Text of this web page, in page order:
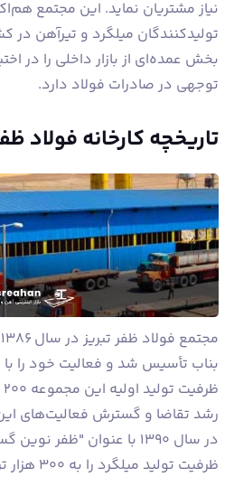
نیاز مشتریان نماید. این مجتمع
تولیدکنندگان میلگرد و تیرآهن
بخش عمده‌ای از بازار داخلی را در
توجهی در صادرات فولاد دارد.
تاریخچه کارخانه فولاد
بناب تأسیس شد و فعالیت خود را با
رشد تقاضا و گسترش فعالیت‌های
در سال ۱۳۹۰ با عنوان "ظفر
ظرفیت تولید میلگرد را به ۳۰۰ هزار تن در سال افزایش داد.